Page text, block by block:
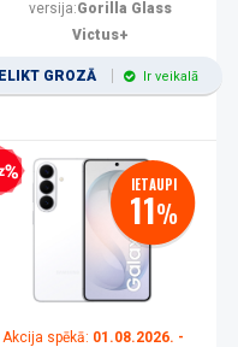
versija:Gorilla Glass
Victus+
IELIKT GROZĀ Ir veikalā
kredīts IETAUPI
11%
Akcija spēkā: 01.08.2026. -